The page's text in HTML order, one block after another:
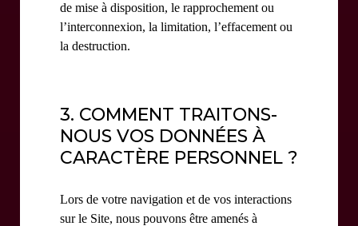
de mise à disposition, le rapprochement ou
l’interconnexion, la limitation, l’effacement ou
la destruction.
3. COMMENT TRAITONS-
NOUS VOS DONNÉES À
CARACTÈRE PERSONNEL ?
Lors de votre navigation et de vos interactions
sur le Site, nous pouvons être amenés à